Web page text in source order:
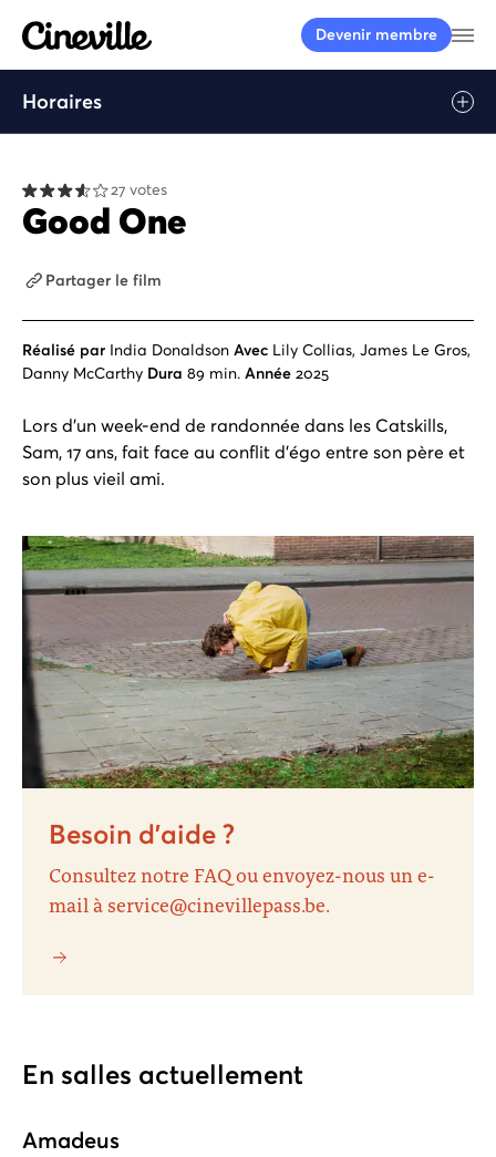
Cineville Logo
Devenir membre
Horaires
27 votes
Good One
Partager le film
Réalisé par India Donaldson Avec Lily Collias, James Le Gros,
Danny McCarthy Dura 89 min. Année 2025
Lors d'un week-end de randonnée dans les Catskills,
Sam, 17 ans, fait face au conflit d'égo entre son père et
son plus vieil ami.
Besoin d’aide ?
Consultez notre FAQ ou envoyez-nous un e-
mail à service@cinevillepass.be.
En salles actuellement
Amadeus